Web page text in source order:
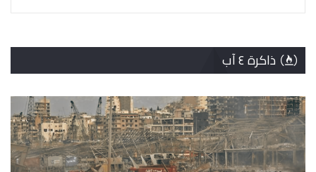
ذاكرة ٤ آب